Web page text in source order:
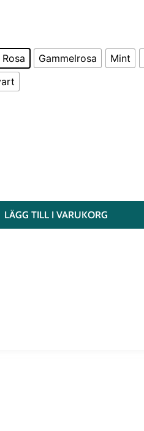
Rosa Gammelrosa Mint
LÄGG TILL I VARUKORG